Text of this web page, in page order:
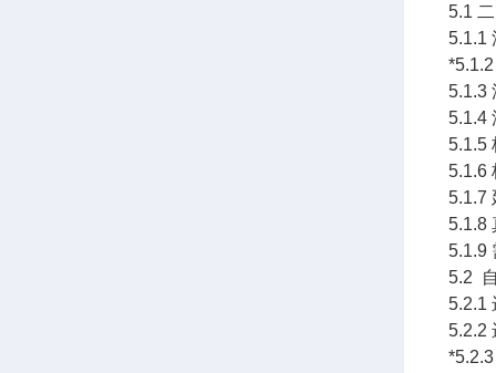
5.1
5.1.1
5.1.3
5.1.4
5.1.5
5.1.6
5.1.7
5.1.8
5.1.9
5.2
5.2.1
5.2.2